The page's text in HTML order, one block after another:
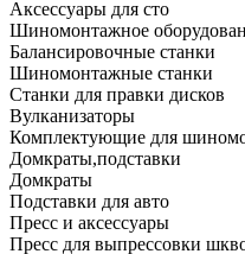
Аксессуары для сто
Шиномонтажное
Балансировочные станки
Шиномонтажные станки
Станки для правки дисков
Вулканизаторы
Комплектующие для
Домкраты,подставки
Домкраты
Подставки для авто
Пресс и аксессуары
Пресс для выпрессовки